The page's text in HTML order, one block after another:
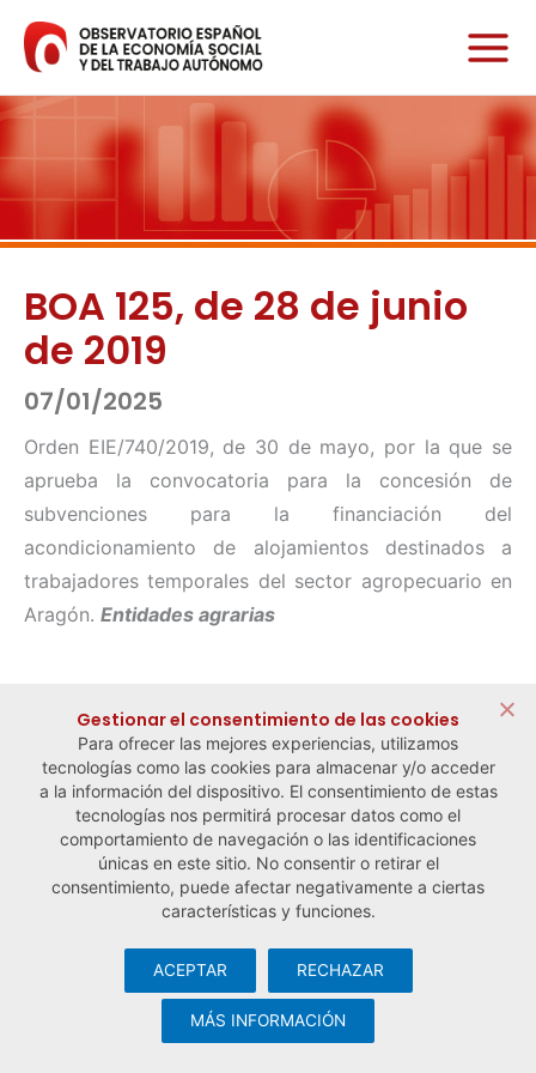
contenido
BOA 125, de 28 de junio
de 2019
07/01/2025
Orden EIE/740/2019, de 30 de mayo, por la que se
aprueba la convocatoria para la concesión de
subvenciones para la financiación del
acondicionamiento de alojamientos destinados a
trabajadores temporales del sector agropecuario en
Aragón. Entidades agrarias
← Noticia anterior Noticia siguiente →
© Observatorio Español de la Economía Social y del Trabajo
Aviso legal y política de privacidad
cookies· Desarrollo web:Visualco
Gestionar el consentimiento de las cookies
Para ofrecer las mejores experiencias, utilizamos
tecnologías como las cookies para almacenar y/o acceder
a la información del dispositivo. El consentimiento de estas
tecnologías nos permitirá procesar datos como el
comportamiento de navegación o las identificaciones
únicas en este sitio. No consentir o retirar el
consentimiento, puede afectar negativamente a ciertas
características y funciones.
ACEPTAR RECHAZAR
MÁS INFORMACIÓN